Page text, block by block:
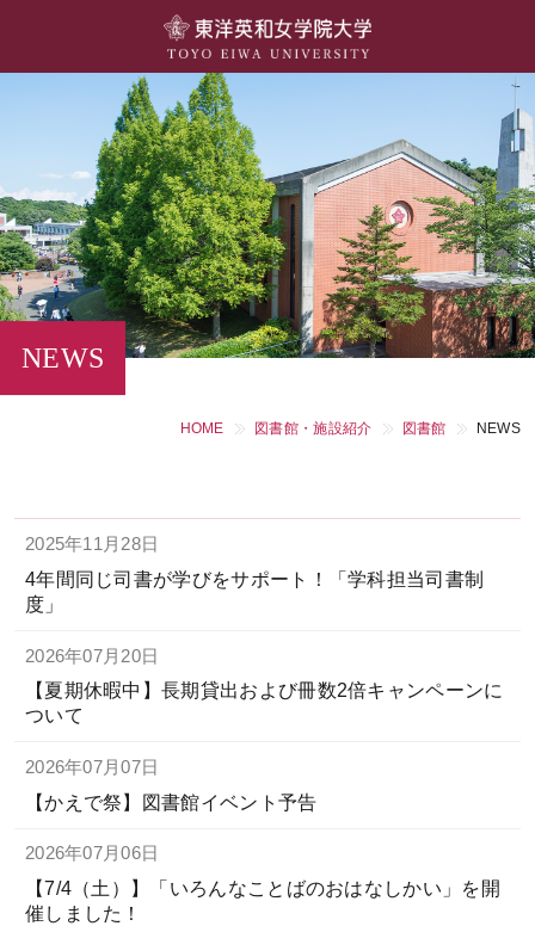
学部・学科
キャンパスライフ
留学・国際交流
キャリア・就職
大学院
NEWS
HOME 図書館・施設紹介 図書館 NEWS
2025年11月28日
4年間同じ司書が学びをサポート！「学科担当司書制
度」
2026年07月20日
【夏期休暇中】長期貸出および冊数2倍キャンペーンに
ついて
2026年07月07日
【かえで祭】図書館イベント予告
2026年07月06日
【7/4（土）】「いろんなことばのおはなしかい」を開
催しました！